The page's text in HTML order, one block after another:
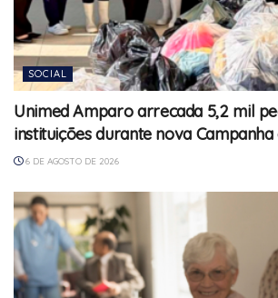
SOCIAL
Unimed Amparo arrecada 5,2 mil
instituições durante nova
6 DE AGOSTO DE 2026